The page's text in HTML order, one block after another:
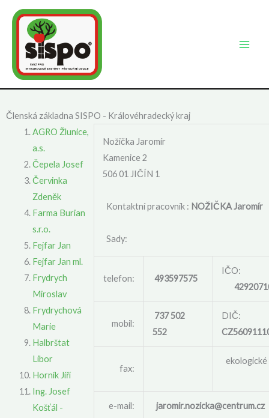
Přeskočit
Členská základna SISPO - Královéhradecký kraj
AGRO Žlunice,
a.s.
Čepela Josef
Červinka
Zdeněk
Farma Burian
s.r.o.
Fejfar Jan
Fejfar Jan ml.
Frydrych
Miroslav
Frydrychová
Marie
Halbrštat
Libor
Horník Jiří
Ing. Josef
Košťál -
Nožička Jaromír
Kamenice 2
506 01 JIČÍN 1
Kontaktní pracovník : NOŽIČKA Jaromír
Sady:
telefon: 493597575
IČO:
mobil:
737 502
552
DIČ:
fax:
e-mail: jaromir.nozicka@centrum.cz